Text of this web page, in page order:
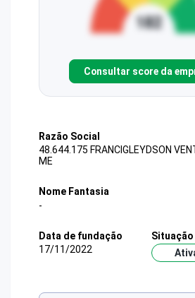
Consultar score da
Razão Social
48.644.175 FRANCIGLEYDSON
ME
Nome Fantasia
-
Data de fundação
17/11/2022
Situação